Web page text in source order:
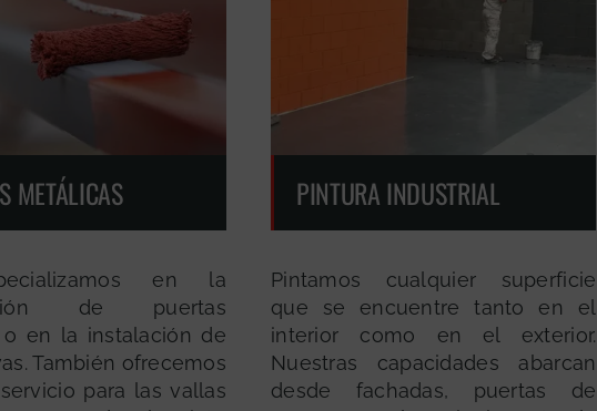
METÁLICAS
en la
de puertas
en la instalación de
También ofrecemos
para las vallas
PINTURA INDUSTRIAL
Pintamos cualquier superficie
que se encuentre tanto en el
interior como en el exterior.
Nuestras capacidades abarcan
desde fachadas, puertas de